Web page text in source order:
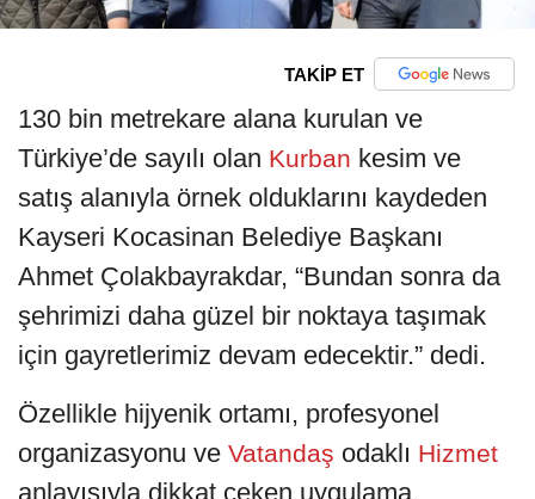
TAKİP ET
130 bin metrekare alana kurulan ve
Türkiye’de sayılı olan Kurban kesim ve
satış alanıyla örnek olduklarını kaydeden
Kayseri Kocasinan Belediye Başkanı
Ahmet Çolakbayrakdar, “Bundan sonra da
şehrimizi daha güzel bir noktaya taşımak
için gayretlerimiz devam edecektir.” dedi.
Özellikle hijyenik ortamı, profesyonel
organizasyonu ve Vatandaş odaklı Hizmet
anlayışıyla dikkat çeken uygulama,